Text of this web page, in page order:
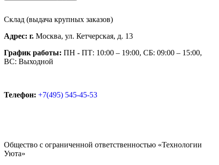
Склад (выдача крупных заказов)
Адрес: г. Москва, ул. Кетчерская, д. 13
График работы: ПН - ПТ: 10:00 – 19:00, CБ: 09:00 – 15:00,
ВС: Выходной
Телефон: +7(495) 545-45-53
Общество с ограниченной ответственностью «Технологии
Уюта»